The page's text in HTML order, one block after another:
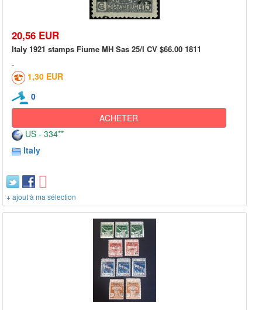
20,56 EUR
Italy 1921 stamps Fiume MH Sas 25/I CV $66.00 1811
1,30 EUR
0
ACHETER
US - 334**
Italy
+ ajout à ma sélection